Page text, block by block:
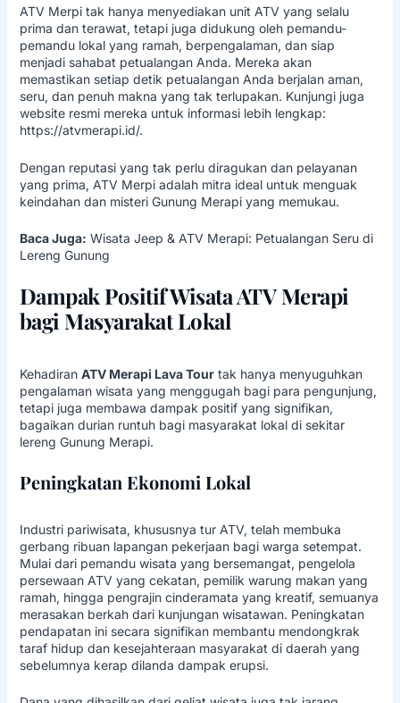
ATV Merpi tak hanya menyediakan unit ATV yang selalu
prima dan terawat, tetapi juga didukung oleh pemandu-
pemandu lokal yang ramah, berpengalaman, dan siap
menjadi sahabat petualangan Anda. Mereka akan
memastikan setiap detik petualangan Anda berjalan aman,
seru, dan penuh makna yang tak terlupakan. Kunjungi juga
website resmi mereka untuk informasi lebih lengkap:
https://atvmerapi.id/.
Dengan reputasi yang tak perlu diragukan dan pelayanan
yang prima, ATV Merpi adalah mitra ideal untuk menguak
keindahan dan misteri Gunung Merapi yang memukau.
Baca Juga: Wisata Jeep & ATV Merapi: Petualangan Seru di
Lereng Gunung
Dampak Positif Wisata ATV Merapi
bagi Masyarakat Lokal
Kehadiran ATV Merapi Lava Tourtak hanya menyuguhkan
pengalaman wisata yang menggugah bagi para pengunjung,
tetapi juga membawa dampak positif yang signifikan,
bagaikan durian runtuh bagi masyarakat lokal di sekitar
lereng Gunung Merapi.
Peningkatan Ekonomi Lokal
Industri pariwisata, khususnya tur ATV, telah membuka
gerbang ribuan lapangan pekerjaan bagi warga setempat.
Mulai dari pemandu wisata yang bersemangat, pengelola
persewaan ATV yang cekatan, pemilik warung makan yang
ramah, hingga pengrajin cinderamata yang kreatif, semuanya
merasakan berkah dari kunjungan wisatawan. Peningkatan
pendapatan ini secara signifikan membantu mendongkrak
taraf hidup dan kesejahteraan masyarakat di daerah yang
sebelumnya kerap dilanda dampak erupsi.